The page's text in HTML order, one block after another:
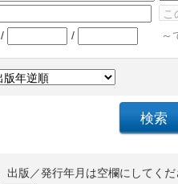
/ / ～
版／発行年月は空欄にしてくだ